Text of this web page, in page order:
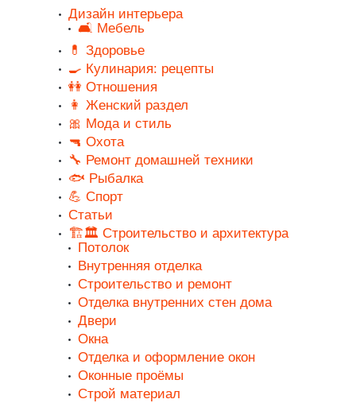
Дизайн интерьера
🛋️ Мебель
💊 Здоровье
🍳 Кулинария: рецепты
👭 Отношения
👩 Женский раздел
🎀 Мода и стиль
🔫 Охота
🔧 Ремонт домашней техники
🐟 Рыбалка
💪 Спорт
Статьи
🏗️🏛️ Строительство и архитектура
Потолок
Внутренняя отделка
Строительство и ремонт
Отделка внутренних стен дома
Двери
Окна
Отделка и оформление окон
Оконные проёмы
Строй материал